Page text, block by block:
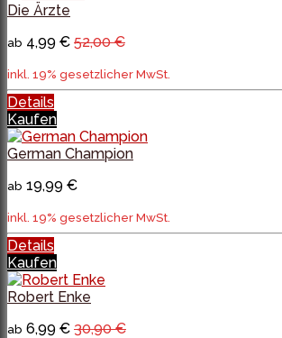
Die Ärzte
ab 4,99 € 52,00 €
inkl. 19% gesetzlicher MwSt.
Details
Kaufen
German Champion
ab 19,99 €
inkl. 19% gesetzlicher MwSt.
Details
Kaufen
Robert Enke
ab 6,99 € 30,90 €